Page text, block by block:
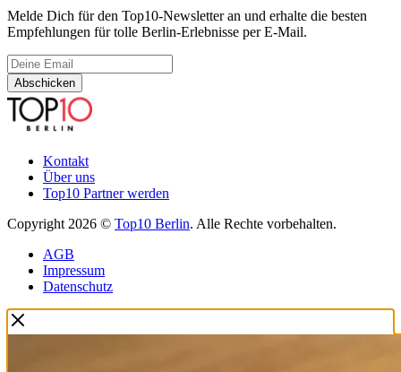
Melde Dich für den Top10-Newsletter an und erhalte die besten
Empfehlungen für tolle Berlin-Erlebnisse per E-Mail.
Abschicken
Kontakt
Über uns
Top10 Partner werden
Copyright 2026 © Top10 Berlin. Alle Rechte vorbehalten.
AGB
Impressum
Datenschutz